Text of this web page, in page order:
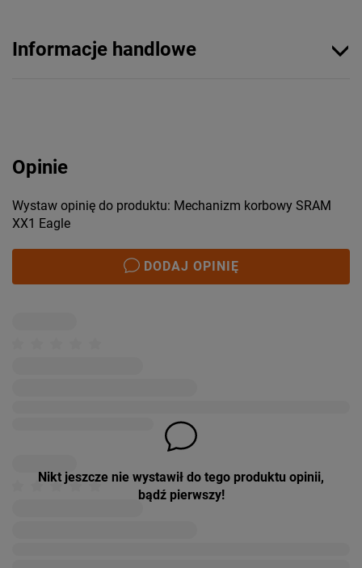
Informacje handlowe
Opinie
Wystaw opinię do produktu: Mechanizm korbowy SRAM
XX1 Eagle
DODAJ OPINIĘ
Nikt jeszcze nie wystawił do tego produktu opinii,
bądź pierwszy!